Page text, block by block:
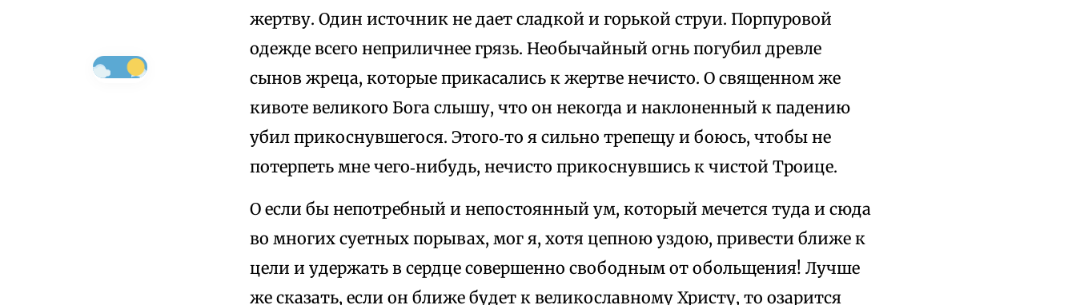
жертву. Один источник не дает сладкой и горькой струи. Порпуровой
одежде всего неприличнее грязь. Необычайный огнь погубил древле
сынов жреца, которые прикасались к жертве нечисто. О священном же
кивоте великого Бога слышу, что он некогда и наклоненный к падению
убил прикоснувшегося. Этого‑то я сильно трепещу и боюсь, чтобы не
потерпеть мне чего‑нибудь, нечисто прикоснувшись к чистой Троице.
О если бы непотребный и непостоянный ум, который мечется туда и сюда
во многих суетных порывах, мог я, хотя цепною уздою, привести ближе к
цели и удержать в сердце совершенно свободным от обольщения! Лучше
же сказать, если он ближе будет к великославному Христу, то озарится